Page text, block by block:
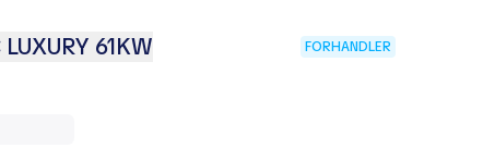
61KW FORHANDLER